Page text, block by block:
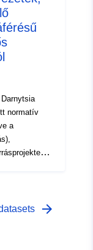
normatív
a
arrow_forward